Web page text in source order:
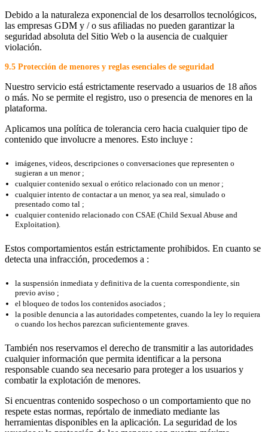
Debido a la naturaleza exponencial de los desarrollos tecnológicos,
las empresas GDM y / o sus afiliadas no pueden garantizar la
seguridad absoluta del Sitio Web o la ausencia de cualquier
violación.
9.5 Protección de menores y reglas esenciales de seguridad
Nuestro servicio está estrictamente reservado a usuarios de 18 años
o más. No se permite el registro, uso o presencia de menores en la
plataforma.
Aplicamos una política de tolerancia cero hacia cualquier tipo de
contenido que involucre a menores. Esto incluye :
imágenes, videos, descripciones o conversaciones que representen o
sugieran a un menor ;
cualquier contenido sexual o erótico relacionado con un menor ;
cualquier intento de contactar a un menor, ya sea real, simulado o
presentado como tal ;
cualquier contenido relacionado con CSAE (Child Sexual Abuse and
Exploitation).
Estos comportamientos están estrictamente prohibidos. En cuanto se
detecta una infracción, procedemos a :
la suspensión inmediata y definitiva de la cuenta correspondiente, sin
previo aviso ;
el bloqueo de todos los contenidos asociados ;
la posible denuncia a las autoridades competentes, cuando la ley lo requiera
o cuando los hechos parezcan suficientemente graves.
También nos reservamos el derecho de transmitir a las autoridades
cualquier información que permita identificar a la persona
responsable cuando sea necesario para proteger a los usuarios y
combatir la explotación de menores.
Si encuentras contenido sospechoso o un comportamiento que no
respete estas normas, repórtalo de inmediato mediante las
herramientas disponibles en la aplicación. La seguridad de los